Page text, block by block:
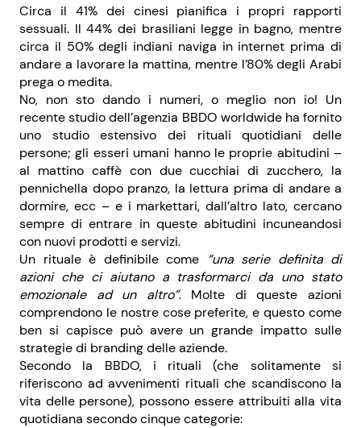
Circa il 41% dei cinesi pianifica i propri rapporti
sessuali. Il 44% dei brasiliani legge in bagno, mentre
circa il 50% degli indiani naviga in internet prima di
andare a lavorare la mattina, mentre l’80% degli Arabi
prega o medita.
No, non sto dando i numeri, o meglio non io! Un
recente studio dell’agenzia BBDO worldwide ha fornito
uno studio estensivo dei rituali quotidiani delle
persone; gli esseri umani hanno le proprie abitudini –
al mattino caffè con due cucchiai di zucchero, la
pennichella dopo pranzo, la lettura prima di andare a
dormire, ecc – e i markettari, dall’altro lato, cercano
sempre di entrare in queste abitudini incuneandosi
con nuovi prodotti e servizi.
Un rituale è definibile come “una serie definita di
azioni che ci aiutano a trasformarci da uno stato
emozionale ad un altro”. Molte di queste azioni
comprendono le nostre cose preferite, e questo come
ben si capisce può avere un grande impatto sulle
strategie di branding delle aziende.
Secondo la BBDO, i rituali (che solitamente si
riferiscono ad avvenimenti rituali che scandiscono la
vita delle persone), possono essere attribuiti alla vita
quotidiana secondo cinque categorie: